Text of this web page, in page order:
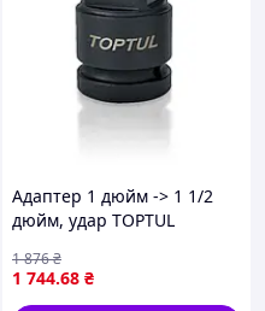
Адаптер 1 дюйм -> 1 1/2
дюйм, удар TOPTUL
1 744.68 ₴
1 876₴